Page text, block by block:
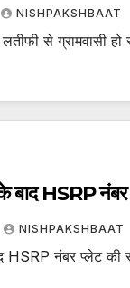
NISHPAKSHBAAT
से ग्रामवासी हो
HSRP नंबर
NISHPAKSHBAAT
नंबर प्लेट की